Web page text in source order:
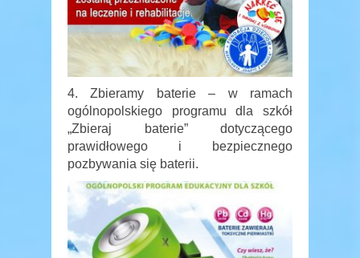
4. Zbieramy baterie – w ramach
ogólnopolskiego programu dla szkół
„Zbieraj baterie” dotyczącego
prawidłowego i bezpiecznego
pozbywania się baterii.